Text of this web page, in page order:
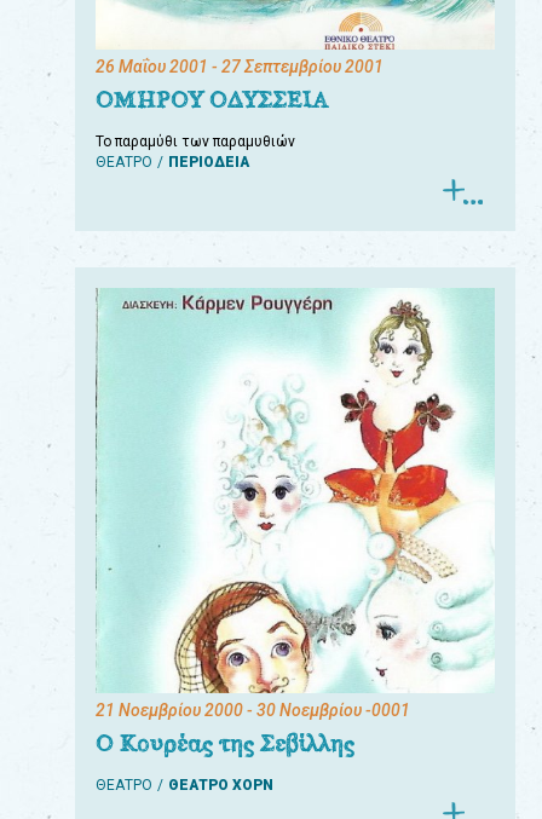
26 Μαΐου 2001 - 27 Σεπτεμβρίου 2001
ΟΜΗΡΟΥ ΟΔΥΣΣΕΙΑ
Το παραμύθι των παραμυθιών
ΘΕΑΤΡΟ
ΠΕΡΙΟΔΕΙΑ
21 Νοεμβρίου 2000- 30 Νοεμβρίου -0001
Ο Κουρέας της Σεβίλλης
ΘΕΑΤΡΟ ΘΕΑΤΡΟ ΧΟΡΝ